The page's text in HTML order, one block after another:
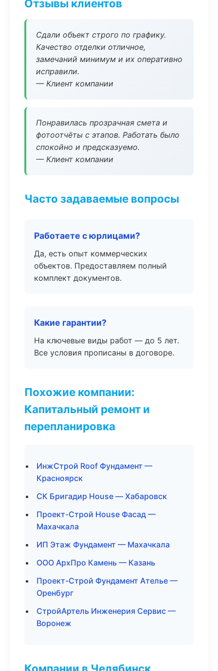
Отзывы клиентов
Сдали объект строго по графику.
Качество отделки отличное,
замечаний минимум и их оперативно
исправили.
— Клиент компании
Понравилась прозрачная смета и
фотоотчёты с этапов. Работать было
спокойно и предсказуемо.
— Клиент компании
Часто задаваемые вопросы
Работаете с юрлицами?
Да, есть опыт коммерческих
объектов. Предоставляем полный
комплект документов.
Какие гарантии?
На ключевые виды работ — до 5 лет.
Все условия прописаны в договоре.
Похожие компании:
Капитальный ремонт и
перепланировка
ИнжСтрой Roof Фундамент —
Красноярск
СК Бригадир House — Хабаровск
Проект-Строй House Фасад —
Махачкала
ИП Этаж Фундамент — Махачкала
ООО АрхПро Камень — Казань
Проект-Строй Фундамент Ателье —
Оренбург
СтройАртель Инженерия Сервис —
Воронеж
Компании в Челябинск